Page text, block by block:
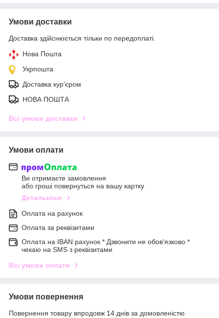
Умови доставки
Доставка здійснюється тільки по передоплаті.
Нова Пошта
Укрпошта
Доставка кур'єром
НОВА ПОШТА
Всі умови доставки
Умови оплати
Ви отримаєте замовлення
або гроші повернуться на вашу картку
Детальніше
Оплата на рахунок
Оплата за реквізитами
Оплата на IBAN рахунок * Дзвонити не обов'язково *
чекаю на SMS з реквізитами
Всі умови оплати
Умови повернення
Повернення товару впродовж 14 днів за домовленістю